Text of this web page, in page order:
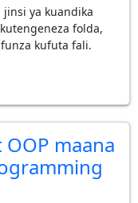
ya kuandika
folda,
kufuta fali.
OOP maana